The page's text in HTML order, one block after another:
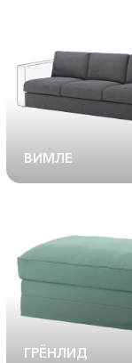
ВИМЛЕ
ГРЁНЛИД